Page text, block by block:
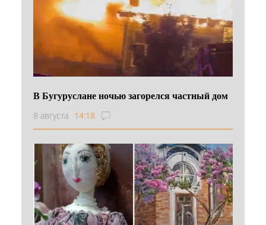
В Бугуруслане ночью загорелся частный дом
8 августа 14:18